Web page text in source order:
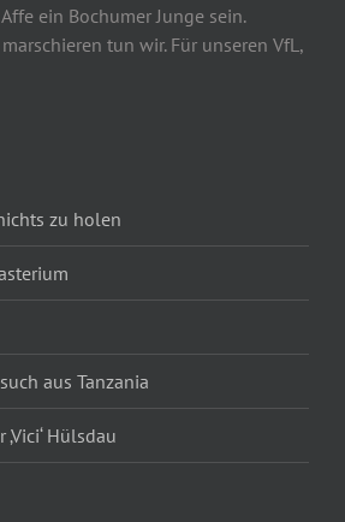
ein Bochumer Junge sein.
tun wir. Für unseren VfL,
zu holen
aus Tanzania
Hülsdau